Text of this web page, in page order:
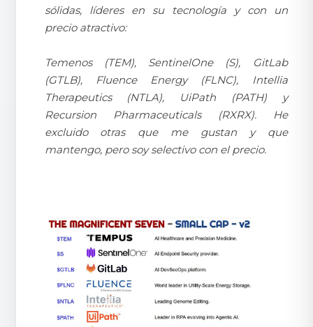
sólidas, líderes en su tecnología y con un
precio atractivo:
Temenos (TEM), SentinelOne (S), GitLab
(GTLB), Fluence Energy (FLNC), Intellia
Therapeutics (NTLA), UiPath (PATH) y
Recursion Pharmaceuticals (RXRX). He
excluido otras que me gustan y que
mantengo, pero soy selectivo con el precio.